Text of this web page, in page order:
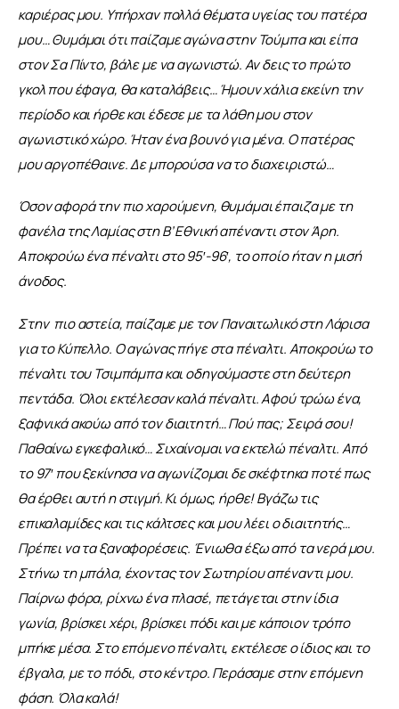
καριέρας μου. Υπήρχαν πολλά θέματα υγείας του πατέρα
μου… Θυμάμαι ότι παίζαμε αγώνα στην Τούμπα και είπα
στον Σα Πίντο, βάλε με να αγωνιστώ. Αν δεις το πρώτο
γκολ που έφαγα, θα καταλάβεις… Ήμουν χάλια εκείνη την
περίοδο και ήρθε και έδεσε με τα λάθη μου στον
αγωνιστικό χώρο. Ήταν ένα βουνό για μένα. Ο πατέρας
μου αργοπέθαινε. Δε μπορούσα να το διαχειριστώ…
Όσοναφορά την πιο χαρούμενη, θυμάμαι έπαιζα με τη
φανέλα της Λαμίας στη Β’ Εθνική απέναντι στον Άρη.
Αποκρούω ένα πέναλτι στο 95′-96′, το οποίο ήταν η μισή
άνοδος.
Στην πιο αστεία, παίζαμε με τον Παναιτωλικό στη Λάρισα
για το Κύπελλο. Ο αγώνας πήγε στα πέναλτι. Αποκρούω το
πέναλτι του Τσιμπάμπα και οδηγούμαστε στη δεύτερη
πεντάδα. Όλοι εκτέλεσαν καλά πέναλτι. Αφού τρώω ένα,
ξαφνικά ακούω από τον διαιτητή… Πού πας; Σειρά σου!
Παθαίνω εγκεφαλικό… Σιχαίνομαι να εκτελώ πέναλτι. Από
το 97′ που ξεκίνησα να αγωνίζομαι δε σκέφτηκα ποτέ πως
θα έρθει αυτή η στιγμή. Κι όμως, ήρθε! Βγάζω τις
επικαλαμίδες και τις κάλτσες και μου λέει ο διαιτητής…
Πρέπει να τα ξαναφορέσεις. Ένιωθα έξω από τα νερά μου.
Στήνω τη μπάλα, έχοντας τον Σωτηρίου απέναντι μου.
Παίρνω φόρα, ρίχνω ένα πλασέ, πετάγεται στην ίδια
γωνία, βρίσκει χέρι, βρίσκει πόδι και με κάποιον τρόπο
μπήκε μέσα. Στο επόμενο πέναλτι, εκτέλεσε ο ίδιος και το
έβγαλα, με το πόδι, στο κέντρο. Περάσαμε στην επόμενη
φάση. Όλα καλά!